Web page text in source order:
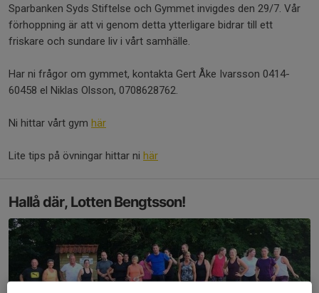
Sparbanken Syds Stiftelse och Gymmet invigdes den 29/7. Vår
förhoppning är att vi genom detta ytterligare bidrar till ett
friskare och sundare liv i vårt samhälle.
Har ni frågor om gymmet, kontakta Gert Åke Ivarsson 0414-
60458 el Niklas Olsson, 0708628762.
Ni hittar vårt gym här
Lite tips på övningar hittar ni här
Hallå där, Lotten Bengtsson!